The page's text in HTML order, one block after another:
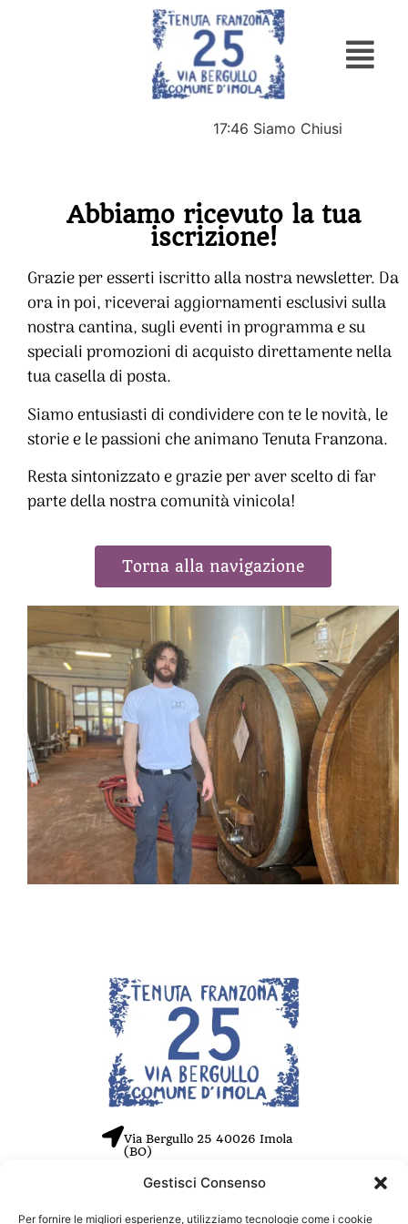
Gestisci Consenso
Per fornire le migliori esperienze, utilizziamo tecnologie come i cookie
17:46 Siamo Chiusi
Abbiamo ricevuto la tua
iscrizione!
Grazie per esserti iscritto alla nostra newsletter. Da
ora in poi, riceverai aggiornamenti esclusivi sulla
nostra cantina, sugli eventi in programma e su
speciali promozioni di acquisto direttamente nella
tua casella di posta.
Siamo entusiasti di condividere con te le novità, le
storie e le passioni che animano Tenuta Franzona.
Resta sintonizzato e grazie per aver scelto di far
parte della nostra comunità vinicola!
Torna alla navigazione
Via Bergullo 25 40026 Imola
(BO)
Tel. +39 0542 26550